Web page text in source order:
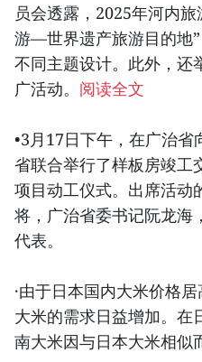
员会透露，2025年河内
游—世界遗产旅游目的地
不同主题设计。此外，还
广活动。 阅读全文
•3月17日下午，在广治
省联合举行了样板房竣工
项目动工仪式。出席活动
将，广治省委书记阮龙海
代表。
·由于日本国内大米价格
大米的需求日益增加。在
南大米因与日本大米相似